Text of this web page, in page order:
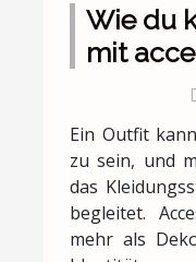
Wie du
mit
Ein Outfit
zu sein, und
das
begleitet.
mehr als